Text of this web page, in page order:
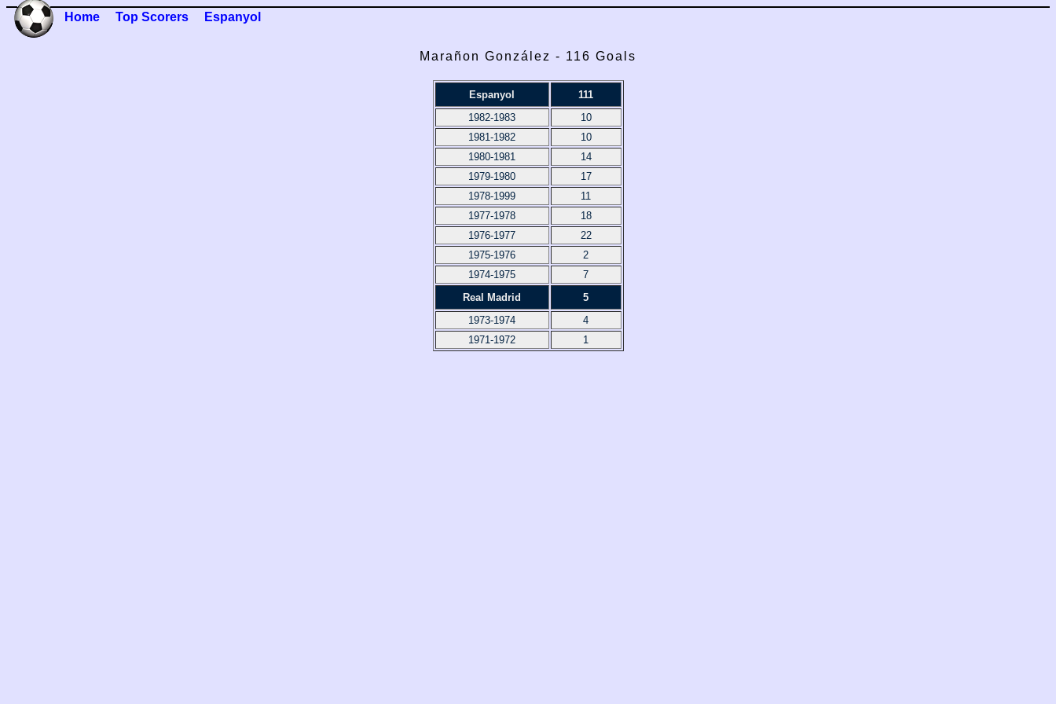
Home Top Scorers Espanyol
Marañon González - 116 Goals
Espanyol
111
1982-1983
10
1981-1982
10
1980-1981
14
1979-1980
17
1978-1999
11
1977-1978
18
1976-1977
22
1975-1976
2
1974-1975
7
Real Madrid
5
1973-1974
4
1971-1972
1